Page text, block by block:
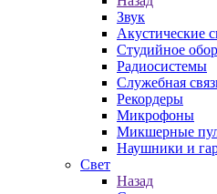
Звук
Акустические
Студийное
Радиосистемы
Служебная
Рекордеры
Микрофоны
Микшерные
Наушники и
Свет
Назад